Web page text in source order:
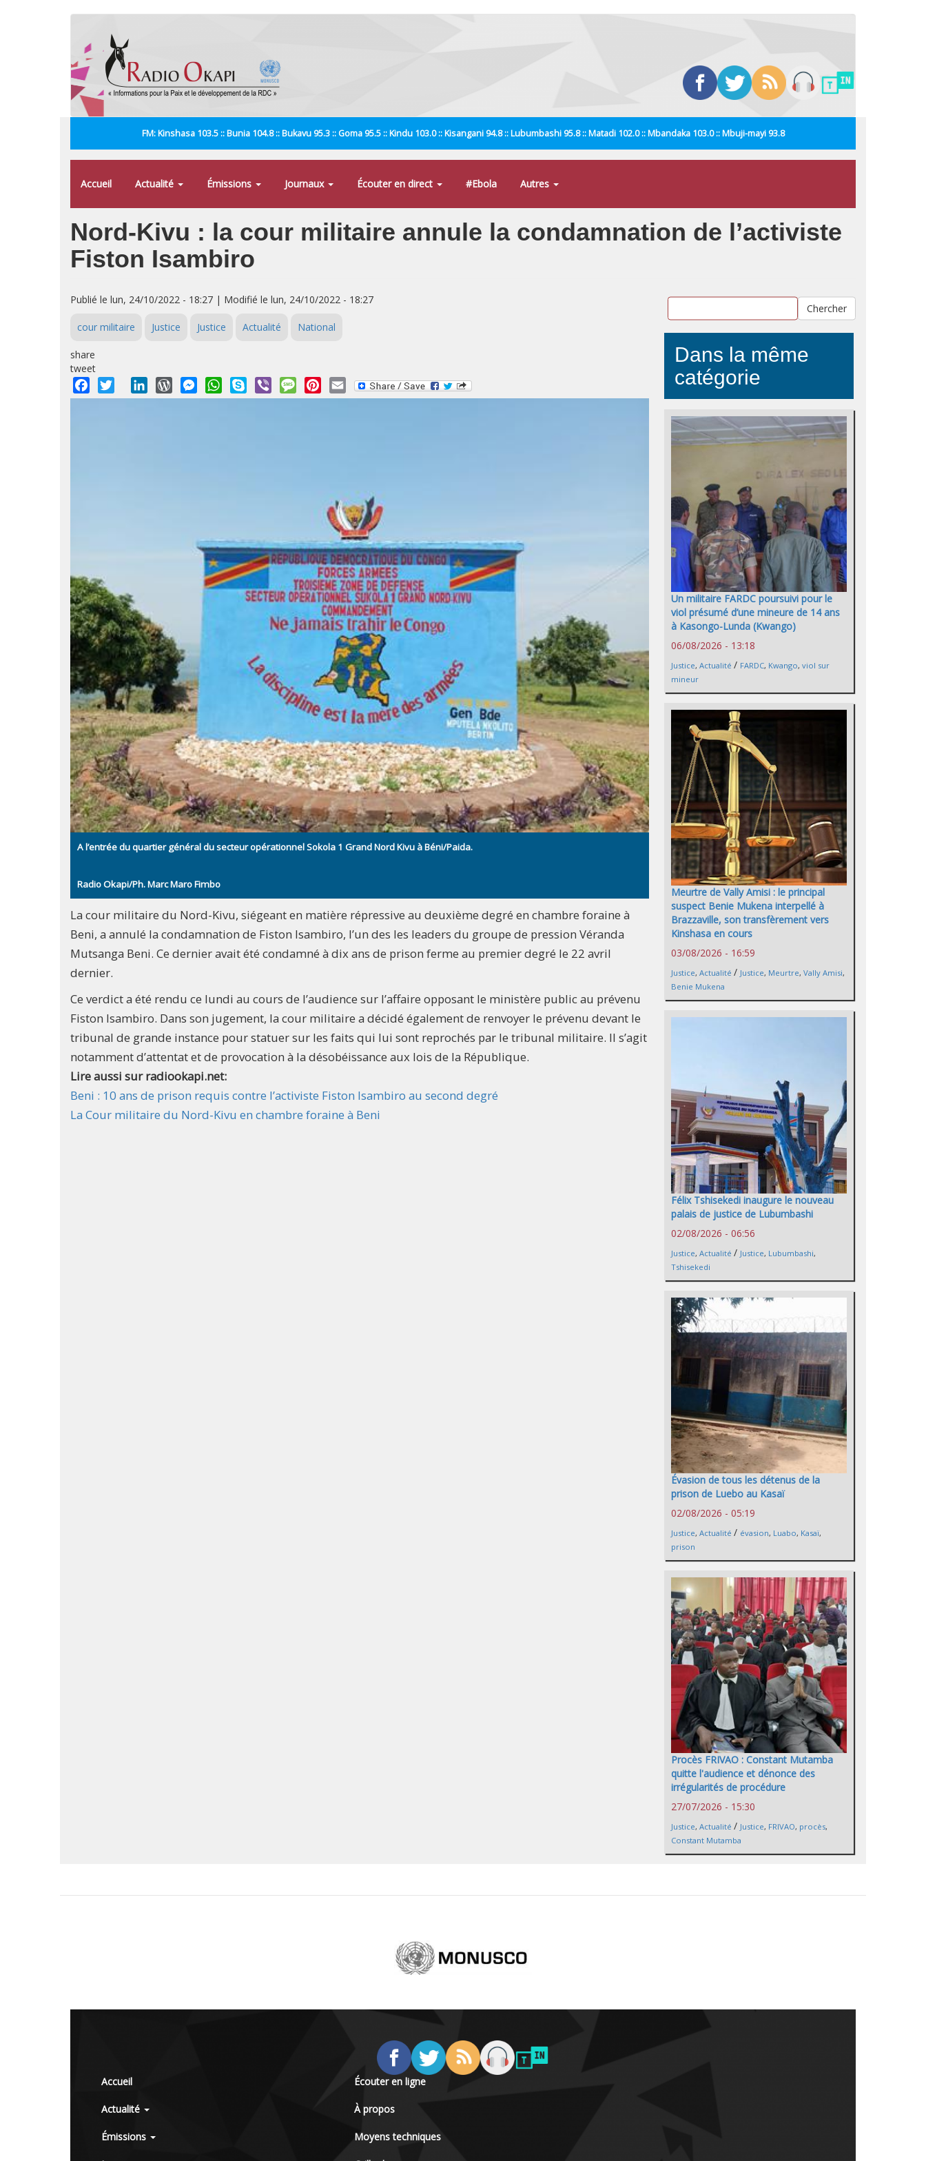
FM: Kinshasa 103.5 :: Bunia 104.8 :: Bukavu 95.3 :: Goma 95.5 :: Kindu 103.0 :: Kisangani 94.8 :: Lubumbashi 95.8 :: Matadi 102.0 :: Mbandaka 103.0 :: Mbuji-mayi 93.8
Accueil Actualité Émissions Journaux Écouter en direct #Ebola Autres
Nord-Kivu : la cour militaire annule la condamnation de l’activiste
Fiston Isambiro
Publié le lun, 24/10/2022 - 18:27 | Modifié le lun, 24/10/2022 - 18:27
cour militaire Justice Justice Actualité National
share
tweet
Facebook
Twitter LinkedInWordPressMessengerWhatsApp
Skype Viber MessagePinterest
Email
A l’entrée du quartier général du secteur opérationnel Sokola 1 Grand Nord Kivu à Béni/Paida.
Radio Okapi/Ph. Marc Maro Fimbo
La cour militaire du Nord-Kivu, siégeant en matière répressive au deuxième degré en chambre foraine à
Beni, a annulé la condamnation de Fiston Isambiro, l’un des les leaders du groupe de pression Véranda
Mutsanga Beni. Ce dernier avait été condamné à dix ans de prison ferme au premier degré le 22 avril
dernier.
Ce verdict a été rendu ce lundi au cours de l’audience sur l’affaire opposant le ministère public au prévenu
Fiston Isambiro. Dans son jugement, la cour militaire a décidé également de renvoyer le prévenu devant le
tribunal de grande instance pour statuer sur les faits qui lui sont reprochés par le tribunal militaire. Il s’agit
notamment d’attentat et de provocation à la désobéissance aux lois de la République.
Lire aussi sur radiookapi.net:
Beni : 10 ans de prison requis contre l’activiste Fiston Isambiro au second degré
La Cour militaire du Nord-Kivu en chambre foraine à Beni
Chercher
Dans la même
catégorie
Un militaire FARDC poursuivi pour le
viol présumé d’une mineure de 14 ans
à Kasongo-Lunda (Kwango)
06/08/2026 - 13:18
Justice, Actualité / FARDC, Kwango, viol sur
mineur
Meurtre de Vally Amisi : le principal
suspect Benie Mukena interpellé à
Brazzaville, son transfèrement vers
Kinshasa en cours
03/08/2026 - 16:59
Justice, Actualité / Justice, Meurtre, Vally Amisi,
Benie Mukena
Félix Tshisekedi inaugure le nouveau
palais de justice de Lubumbashi
02/08/2026 - 06:56
Justice, Actualité / Justice, Lubumbashi,
Tshisekedi
Évasion de tous les détenus de la
prison de Luebo au Kasaï
02/08/2026 - 05:19
Justice, Actualité / évasion, Luabo, Kasaï,
prison
Procès FRIVAO : Constant Mutamba
quitte l'audience et dénonce des
irrégularités de procédure
27/07/2026 - 15:30
Justice, Actualité / Justice, FRIVAO, procès,
Constant Mutamba
Accueil
Actualité
Émissions
Écouter en ligne
À propos
Moyens techniques